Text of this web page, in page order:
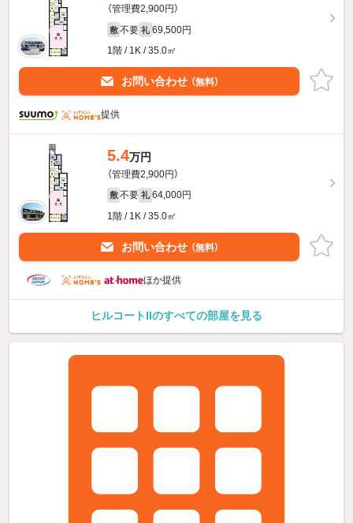
（管理費2,900円）
敷 不要 礼 69,500円
1階 / 1K / 35.0㎡
お問い合わせ （無料）
提供
5.4万円
（管理費2,900円）
敷 不要 礼 64,000円
1階 / 1K / 35.0㎡
お問い合わせ （無料）
ほか提供
ヒルコートIIのすべての部屋を見る